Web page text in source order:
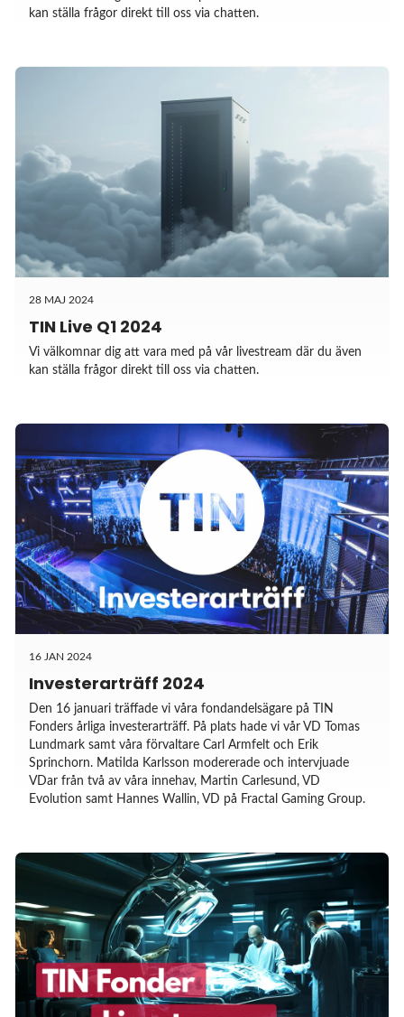
kan ställa frågor direkt till oss via chatten.
28 MAJ 2024
TIN Live Q1 2024
Vi välkomnar dig att vara med på vår livestream där du även
kan ställa frågor direkt till oss via chatten.
16 JAN 2024
Investerarträff 2024
Den 16 januari träffade vi våra fondandelsägare på TIN
Fonders årliga investerarträff. På plats hade vi vår VD Tomas
Lundmark samt våra förvaltare Carl Armfelt och Erik
Sprinchorn. Matilda Karlsson modererade och intervjuade
VDar från två av våra innehav, Martin Carlesund, VD
Evolution samt Hannes Wallin, VD på Fractal Gaming Group.